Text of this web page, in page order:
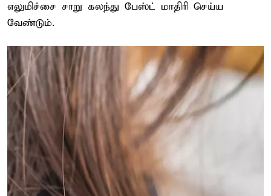
எலுமிச்சை சாறு கலந்து பேஸ்ட் மாதிரி செய்ய
வேண்டும்.